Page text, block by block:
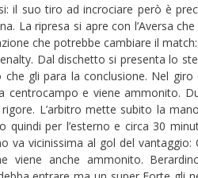
il suo tiro ad incrociare però è
La ripresa si apre con l’Aversa
che potrebbe cambiare il
Dal dischetto si presenta lo
gli para la conclusione. Nel giro
centrocampo e viene ammonito.
L’arbitro mette subito la
per l’esterno e circa 30
va vicinissima al gol del vantaggio:
viene anche ammonito.